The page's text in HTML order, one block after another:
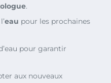
.
eau pour les prochaines
pour garantir
aux nouveaux